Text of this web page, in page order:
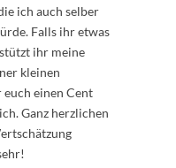
ich auch selber
Falls ihr etwas
ihr meine
kleinen
euch einen Cent
Ganz herzlichen